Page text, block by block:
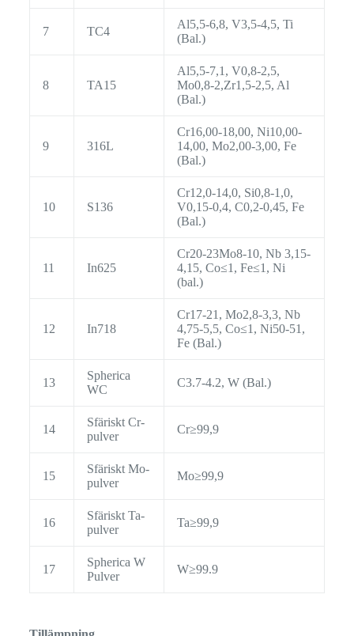
7 TC4
Al5,5-6,8, V3,5-4,5, Ti
(Bal.)
8 TA15
Al5,5-7,1, V0,8-2,5,
Mo0,8-2,Zr1,5-2,5, Al
(Bal.)
9 316L
Cr16,00-18,00, Ni10,00-
14,00, Mo2,00-3,00, Fe
(Bal.)
10 S136
Cr12,0-14,0, Si0,8-1,0,
V0,15-0,4, C0,2-0,45, Fe
(Bal.)
11 In625
Cr20-23Mo8-10, Nb 3,15-
4,15, Co≤1, Fe≤1, Ni
(bal.)
12 In718
Cr17-21, Mo2,8-3,3, Nb
4,75-5,5, Co≤1, Ni50-51,
Fe (Bal.)
13
Spherica
WC
C3.7-4.2, W (Bal.)
14
Sfäriskt Cr-
pulver
Cr≥99,9
15
Sfäriskt Mo-
pulver
Mo≥99,9
16
Sfäriskt Ta-
pulver
Ta≥99,9
17
Spherica W
Pulver
W≥99.9